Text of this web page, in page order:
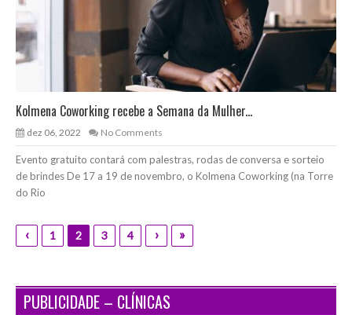
Kolmena Coworking recebe a Semana da Mulher...
dez 06, 2022 No Comments
Evento gratuito contará com palestras, rodas de conversa e sorteio
de brindes De 17 a 19 de novembro, o Kolmena Coworking (na Torre
do Rio
‹ 1 2 3 4 › »
PUBLICIDADE – CLÍNICAS